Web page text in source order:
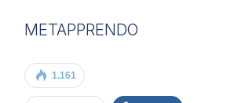
METAPPRENDO
1.161